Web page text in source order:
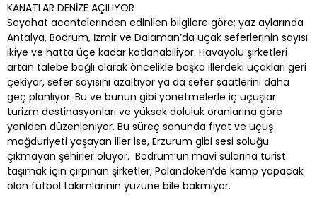
KANATLAR DENİZE AÇILIYOR
Seyahat acentelerinden edinilen bilgilere göre; yaz aylarında
Antalya, Bodrum, İzmir ve Dalaman’da uçak seferlerinin sayısı
ikiye ve hatta üçe kadar katlanabiliyor. Havayolu şirketleri
artan talebe bağlı olarak öncelikle başka illerdeki uçakları geri
çekiyor, sefer sayısını azaltıyor ya da sefer saatlerini daha
geç planlıyor. Bu ve bunun gibi yönetmelerle iç uçuşlar
turizm destinasyonları ve yüksek doluluk oranlarına göre
yeniden düzenleniyor. Bu süreç sonunda fiyat ve uçuş
mağduriyeti yaşayan iller ise, Erzurum gibi sesi soluğu
çıkmayan şehirler oluyor. Bodrum’un mavi sularına turist
taşımak için çırpınan şirketler, Palandöken’de kamp yapacak
olan futbol takımlarının yüzüne bile bakmıyor.